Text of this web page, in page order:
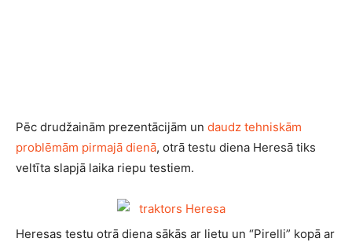
Pēc drudžainām prezentācijām un daudz tehniskām
problēmām pirmajā dienā, otrā testu diena Heresā tiks
veltīta slapjā laika riepu testiem.
Heresas testu otrā diena sākās ar lietu un “Pirelli” kopā ar